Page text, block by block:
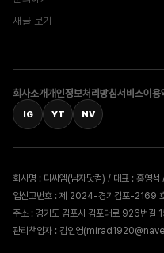
새글 보기
회사소개개인정보처리방침서비스이용
IG YT NV
회사명 : 디씨엠(남자닷컴) / 대표 : 홍
업신고번호 : 제 2024-경기김포-2169
주소 : 경기도 김포시 김포대로 926번
관리책임자 : 김인영